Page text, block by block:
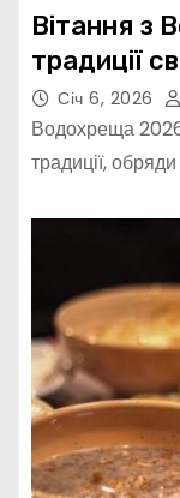
Вітання з
традиції
Січ 6, 2026
Водохреща 2026
традиції,